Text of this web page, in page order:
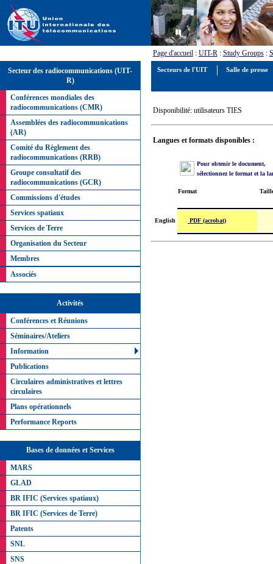
Page d'accueil: UIT-R: Study Groups:
Secteur des radiocommunications (UIT-
R)
Conférences mondiales des
radiocommunications (CMR)
Assemblées des radiocommunications
(AR)
Comité du Règlement des
radiocommunications (RRB)
Groupe consultatif des
radiocommunications (GCR)
Commissions d'études
Services spatiaux
Services de Terre
Organisation du Secteur
Membres
Associés
Activités
Conférences et Réunions
Séminaires/Ateliers
Information
Publications
Circulaires administratives et lettres
circulaires
Plans opérationnels
Performance Reports
Bases de données et Services
MARS
GLAD
BR IFIC (Services spatiaux)
BR IFIC (Services de Terre)
Patents
SNL
SNS
Disponibilité: utilisateurs TIES
Langues et formats disponibles :
Pour obtenir le document,
sélectionnez le format et la
Format
English PDF (acrobat)
Secteurs de l'UIT Salle de presse